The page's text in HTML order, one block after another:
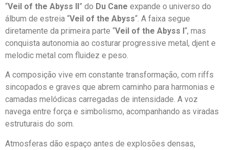
“Veil of the Abyss II” do Du Cane expande o universo do
álbum de estreia “Veil of the Abyss“. A faixa segue
diretamente da primeira parte “Veil of the Abyss I“, mas
conquista autonomia ao costurar progressive metal, djent e
melodic metal com fluidez e peso.
A composição vive em constante transformação, com riffs
sincopados e graves que abrem caminho para harmonias e
camadas melódicas carregadas de intensidade. A voz
navega entre força e simbolismo, acompanhando as viradas
estruturais do som.
Atmosferas dão espaço antes de explosões densas,